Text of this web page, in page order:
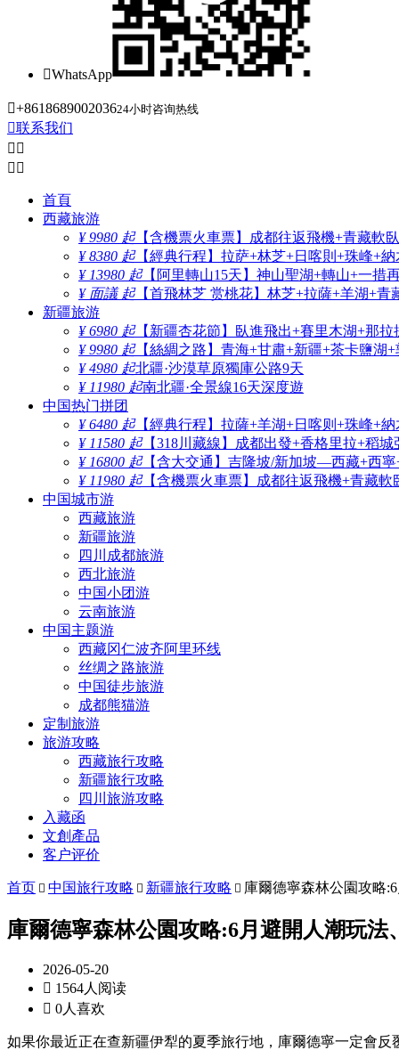
WhatsApp
+861868900203624小时咨询热线
联系我们
 
 
首頁
西藏旅游
¥ 9980 起【含機票火車票】成都往返飛機+青藏軟
¥ 8380 起【經典行程】拉萨+林芝+日喀則+珠峰+納
¥ 13980 起【阿里轉山15天】神山聖湖+轉山+一措
¥ 面議 起【首飛林芝 赏桃花】林芝+拉薩+羊湖+青
新疆旅游
¥ 6980 起【新疆杏花節】臥進飛出+賽里木湖+那
¥ 9980 起【絲綢之路】青海+甘肅+新疆+茶卡鹽湖
¥ 4980 起北疆·沙漠草原獨庫公路9天
¥ 11980 起南北疆·全景線16天深度遊
中国热门拼团
¥ 6480 起【經典行程】拉薩+羊湖+日喀则+珠峰+
¥ 11580 起【318川藏線】成都出發+香格里拉+稻
¥ 16800 起【含大交通】吉隆坡/新加坡—西藏+西寧
¥ 11980 起【含機票火車票】成都往返飛機+青藏
中国城市游
西藏旅游
新疆旅游
四川成都旅游
西北旅游
中国小团游
云南旅游
中国主题游
西藏冈仁波齐阿里环线
丝绸之路旅游
中国徒步旅游
成都熊猫游
定制旅游
旅游攻略
西藏旅行攻略
新疆旅行攻略
四川旅游攻略
入藏函
文創產品
客户评价
首页  中国旅行攻略  新疆旅行攻略  庫爾德寧森林公園攻略
庫爾德寧森林公園攻略:6月避開人潮玩
2026-05-20
 1564人阅读
 0人喜欢
如果你最近正在查新疆伊犁的夏季旅行地，庫爾德寧一定會反